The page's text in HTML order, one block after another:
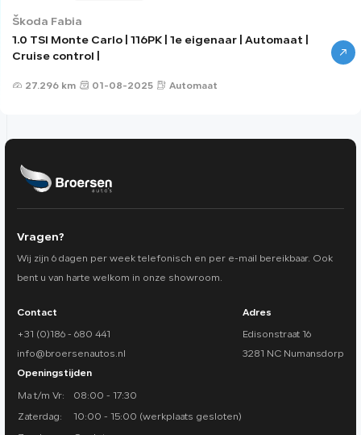
Škoda Fabia
1.0 TSI Monte Carlo | 116PK | 1e eigenaar | Automaat |
Cruise control |
27.296 km 01-08-2025 Automaat
Contact
+31 (0)186 - 680 441
info@broersenautos.nl
Adres
Edisonstraat 16
3281 NC Numansdorp
Openingstijden
Ma t/m Vr: 08:00 - 17:30
Zaterdag: 10:00 - 15:00 (werkplaats gesloten)
Vragen?
Wij zijn 6 dagen per week telefonisch en per e-mail bereikbaar. Ook
bent u van harte welkom in onze showroom.